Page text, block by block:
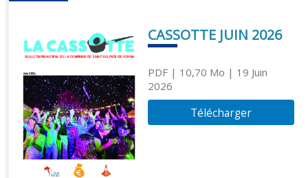
CASSOTTE JUIN 2026
PDF| 10,70 Mo | 19 Juin
2026
Télécharger